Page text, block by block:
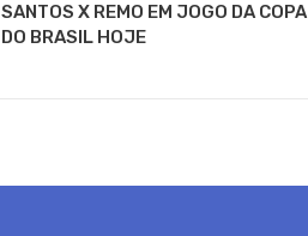
SANTOS X REMO EM JOGO DA COPA
DO BRASIL HOJE